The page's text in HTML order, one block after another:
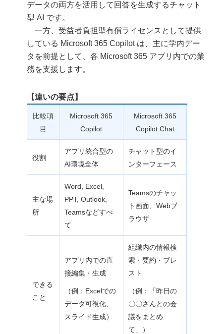
データの両方を活用して回答を生成するチャット
型 AI です。
一方、受益者負担型有償ライセンスとして提供
している Microsoft 365 Copilot は、主に学内デー
タを前提として、各 Microsoft 365 アプリ内での業
務を支援します。
【違いの要点】
比較項
目
Microsoft 365
Copilot
Microsoft 365
Copilot Chat
役割
アプリ統合型の
AI環境全体
チャット型のイ
ンターフェース
主な場
所
Word, Excel,
PPT, Outlook,
Teamsなどすべ
て
Teamsのチャッ
ト画面、Webブ
ラウザ
できる
こと
アプリ内での直
接編集・生成
（例：Excelでの
データ可視化、
スライド生成）
組織内の情報検
索・要約・ブレ
スト
（例：「昨日の
〇〇さんとの会
議をまとめ
て」）